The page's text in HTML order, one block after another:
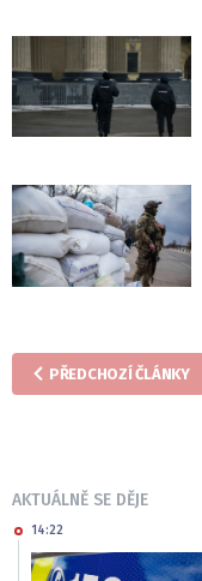
PŘEDCHOZÍ ČLÁNKY
AKTUÁLNĚ SE DĚJE
14:22